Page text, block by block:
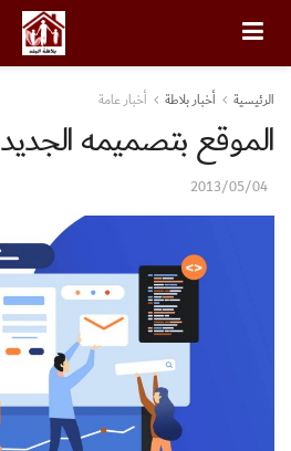
الرئيسية أخبار بلاطة أخبار عامة
الموقع بتصميمه الجديد 2013
2013/05/04